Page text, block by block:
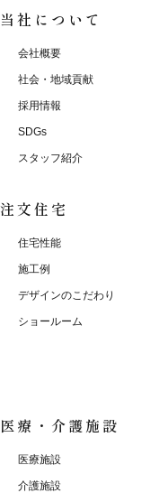
当社について
会社概要
社会・地域貢献
採用情報
SDGs
スタッフ紹介
注文住宅
住宅性能
施工例
デザインのこだわり
ショールーム
医療・介護施設
医療施設
介護施設